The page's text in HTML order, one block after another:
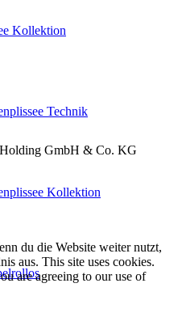
Kollektion
Technik
Kollektion
GmbH & Co. KG
du die Website weiter nutzt,
aus. This site uses cookies.
are agreeing to our use of